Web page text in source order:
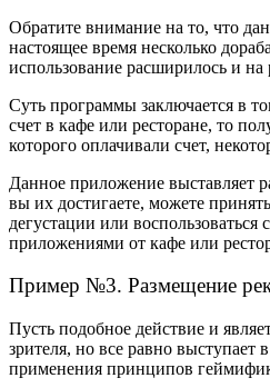
Обратите внимание на то, что
настоящее время несколько
использование расширилось и на
Суть программы заключается в
счет в кафе или ресторане, то
которого оплачивали счет,
Данное приложение выставляет
вы их достигаете, можете
дегустации или
приложениями от кафе или
Пример №3. Размещение
Пусть подобное действие и
зрителя, но все равно выступает
применения принципов